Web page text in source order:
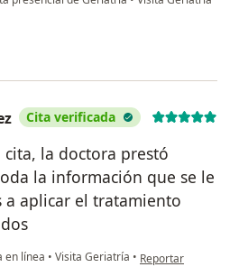
Ballesteors
Cita verificada
la doctora prestó
la información que se le
a aplicar el tratamiento
en línea • Visita Geriatría • en opinión del
Reportar